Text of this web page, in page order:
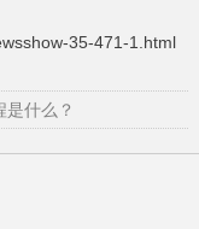
35-471-1.html
什么？